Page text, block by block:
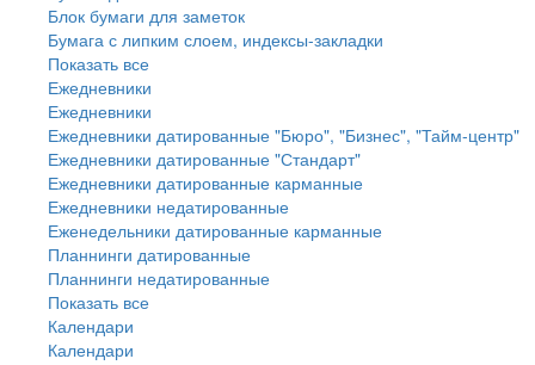
Блок бумаги для заметок
Бумага с липким слоем, индексы-закладки
Показать все
Ежедневники
Ежедневники
Ежедневники датированные "Бюро", "Бизнес", "Тайм-центр"
Ежедневники датированные "Стандарт"
Ежедневники датированные карманные
Ежедневники недатированные
Еженедельники датированные карманные
Планнинги датированные
Планнинги недатированные
Показать все
Календари
Календари